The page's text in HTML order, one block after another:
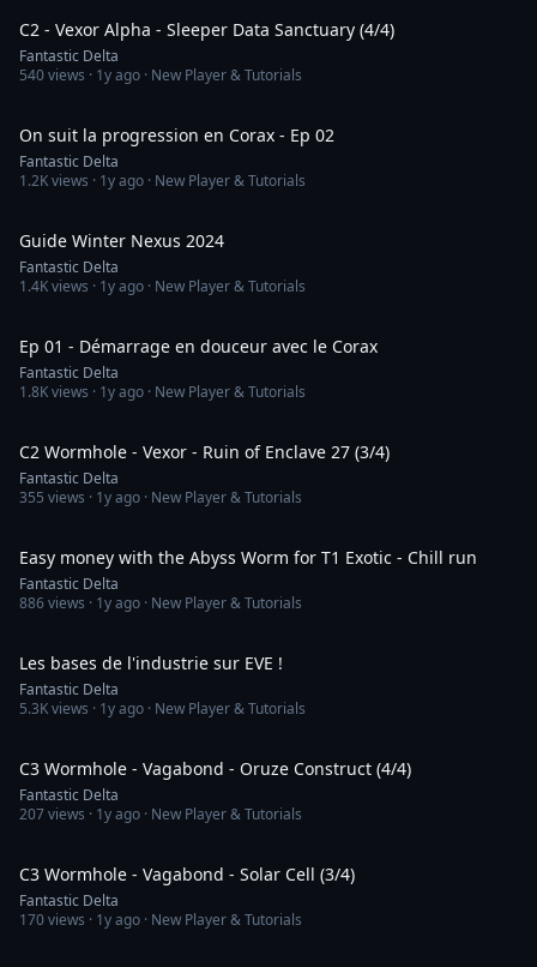
C2 - Vexor Alpha - Sleeper Data Sanctuary (4/4)
Fantastic Delta
540views · 1y ago · New Player & Tutorials
On suit la progression en Corax - Ep 02
Fantastic Delta
1.2Kviews · 1y ago · New Player & Tutorials
Guide Winter Nexus 2024
Fantastic Delta
1.4Kviews · 1y ago · New Player & Tutorials
Ep 01 - Démarrage en douceur avec le Corax
Fantastic Delta
1.8Kviews · 1y ago · New Player & Tutorials
C2 Wormhole - Vexor - Ruin of Enclave 27 (3/4)
Fantastic Delta
355 views · 1y ago · New Player & Tutorials
Easy money with the Abyss Worm for T1 Exotic - Chill run
Fantastic Delta
886views · 1y ago · New Player & Tutorials
Les bases de l'industrie sur EVE !
Fantastic Delta
5.3Kviews · 1y ago · New Player & Tutorials
C3 Wormhole - Vagabond - Oruze Construct (4/4)
Fantastic Delta
207views · 1y ago · New Player & Tutorials
C3 Wormhole - Vagabond - Solar Cell (3/4)
Fantastic Delta
170views · 1y ago · New Player & Tutorials